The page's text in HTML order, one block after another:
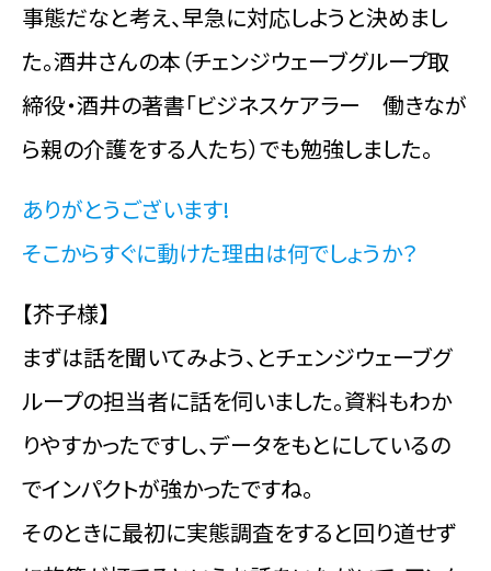
事態だなと考え、早急に対応しようと決めまし
た。酒井さんの本（チェンジウェーブグループ取
締役・酒井の著書「ビジネスケアラー 働きなが
ら親の介護をする人たち）でも勉強しました。
ありがとうございます!
そこからすぐに動けた理由は何でしょうか？
【芥子様】
まずは話を聞いてみよう、とチェンジウェーブグ
ループの担当者に話を伺いました。資料もわか
りやすかったですし、データをもとにしているの
でインパクトが強かったですね。
そのときに最初に実態調査をすると回り道せず